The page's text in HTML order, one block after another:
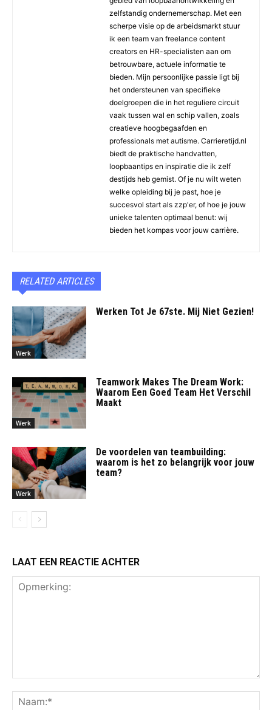
zelfstandig ondernemerschap. Met een
scherpe visie op de arbeidsmarkt stuur
ik een team van freelance content
creators en HR-specialisten aan om
betrouwbare, actuele informatie te
bieden. Mijn persoonlijke passie ligt bij
het ondersteunen van specifieke
doelgroepen die in het reguliere circuit
vaak tussen wal en schip vallen, zoals
creatieve hoogbegaafden en
professionals met autisme. Carrieretijd.nl
biedt de praktische handvatten,
loopbaantips en inspiratie die ik zelf
destijds heb gemist. Of je nu wilt weten
welke opleiding bij je past, hoe je
succesvol start als zzp'er, of hoe je jouw
unieke talenten optimaal benut: wij
bieden het kompas voor jouw carrière.
RELATED ARTICLES
Werk
Werken Tot Je 67ste. Mij Niet Gezien!
Werk
Teamwork Makes The Dream Work:
Waarom Een Goed Team Het Verschil
Maakt
Werk
De voordelen van teambuilding:
waarom is het zo belangrijk voor jouw
team?
LAAT EEN REACTIE ACHTER